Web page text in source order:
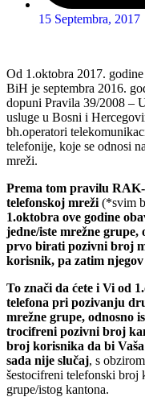
15 Septembra, 2017
Od 1.oktobra 2017.
BiH je septembra 2016.
dopuni Pravila 39/2008 –
usluge u Bosni i
bh.operatori
telefonije, koje se odnosi
mreži.
Prema tom pravilu
telefonskoj mreži (*svim
1.oktobra ove godine
jedne/iste mrežne
prvo birati pozivni broj
korisnik, pa zatim
To znači da ćete i Vi od
telefona pri pozivanju
mrežne grupe, odnosno
trocifreni pozivni broj
broj korisnika da bi Vaša
sada nije slučaj, s
šestocifreni telefonski broj
grupe/istog kantona.